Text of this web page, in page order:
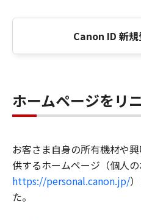
Canon ID 新
ホームページをリ
お客さま自身の所有機材や
供するホームページ（個人
https://personal.canon.jp/
た。